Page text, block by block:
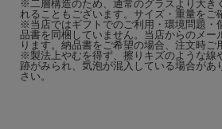
※二層構造のため、通常のグラスより大き
れることもございます。サイズ・重量をご
※当店ではギフトでのご利用・環境問題・
品書を同梱していません。当店からのメー
ります。納品書をご希望の場合、注文時ご
※製法上やむを得ず、擦りキズのような線
跡がみられ、気泡が混入している場合があ
さい。